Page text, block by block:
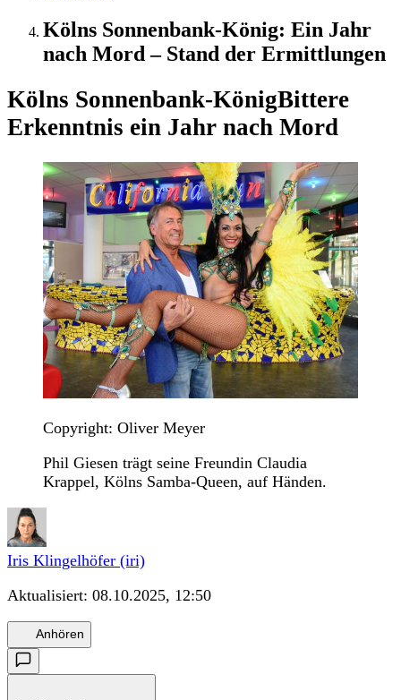
Kölns Sonnenbank-König: Ein Jahr
nach Mord – Stand der Ermittlungen
Kölns Sonnenbank-KönigBittere
Erkenntnis ein Jahr nach Mord
Copyright: Oliver Meyer
Phil Giesen trägt seine Freundin Claudia
Krappel, Kölns Samba-Queen, auf Händen.
Iris Klingelhöfer (iri)
Aktualisiert: 08.10.2025, 12:50
Anhören